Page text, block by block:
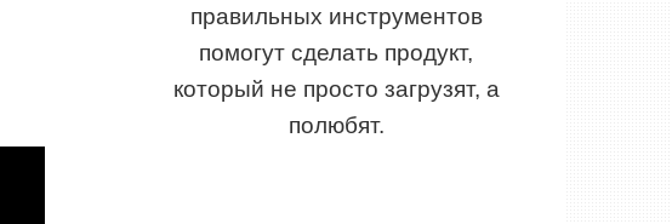
правильных инструментов
помогут сделать продукт,
который не просто загрузят, а
полюбят.